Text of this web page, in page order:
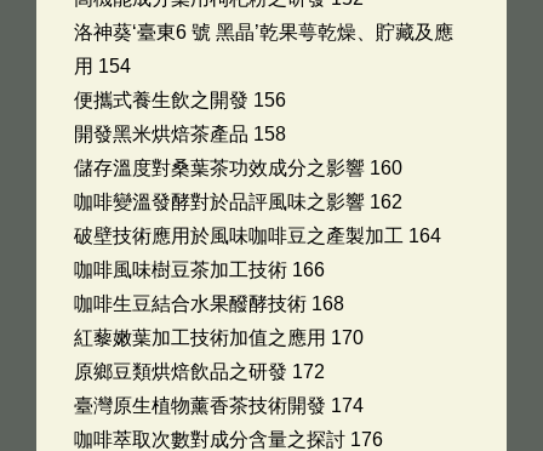
洛神葵‘臺東6 號 黑晶’乾果萼乾燥、貯藏及應
用 154
便攜式養生飲之開發 156
開發黑米烘焙茶產品 158
儲存溫度對桑葉茶功效成分之影響 160
咖啡變溫發酵對於品評風味之影響 162
破壁技術應用於風味咖啡豆之產製加工 164
咖啡風味樹豆茶加工技術 166
咖啡生豆結合水果醱酵技術 168
紅藜嫩葉加工技術加值之應用 170
原鄉豆類烘焙飲品之研發 172
臺灣原生植物薰香茶技術開發 174
咖啡萃取次數對成分含量之探討 176